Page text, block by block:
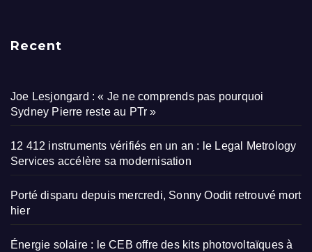
Recent
Joe Lesjongard : « Je ne comprends pas pourquoi
Sydney Pierre reste au PTr »
12 412 instruments vérifiés en un an : le Legal Metrology
Services accélère sa modernisation
Porté disparu depuis mercredi, Sonny Oodit retrouvé mort
hier
Énergie solaire : le CEB offre des kits photovoltaïques à